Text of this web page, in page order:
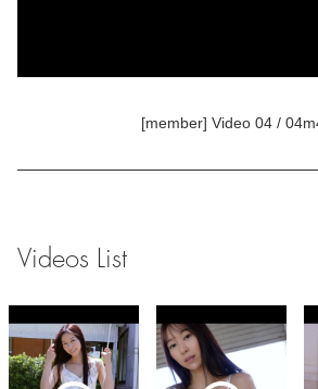
[member] Video 04 /
Videos List